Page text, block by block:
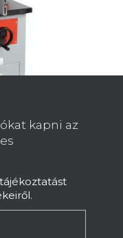
400V
kapni az